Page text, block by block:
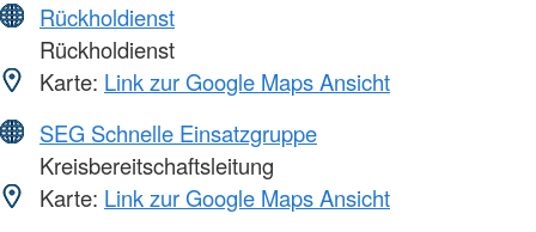
Rückholdienst
Rückholdienst
Karte: Link zur Google Maps Ansicht
SEG Schnelle Einsatzgruppe
Kreisbereitschaftsleitung
Karte: Link zur Google Maps Ansicht